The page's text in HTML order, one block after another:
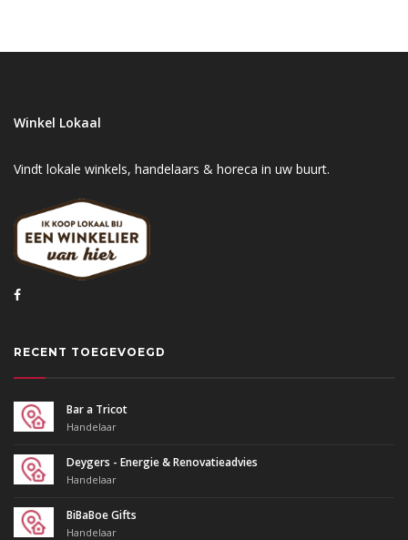
Winkel Lokaal
Vindt lokale winkels, handelaars & horeca in uw buurt.
RECENT TOEGEVOEGD
Bar a Tricot
Handelaar
Deygers - Energie & Renovatieadvies
Handelaar
BiBaBoe Gifts
Handelaar